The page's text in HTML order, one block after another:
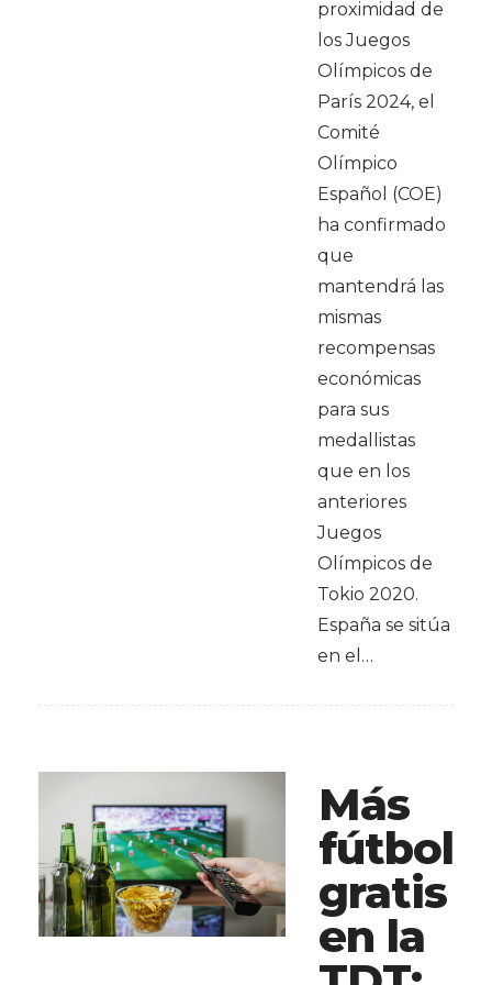
proximidad de
los Juegos
Olímpicos de
París 2024, el
Comité
Olímpico
Español (COE)
ha confirmado
que
mantendrá las
mismas
recompensas
económicas
para sus
medallistas
que en los
anteriores
Juegos
Olímpicos de
Tokio 2020.
España se sitúa
en el…
Más
fútbol
gratis
en la